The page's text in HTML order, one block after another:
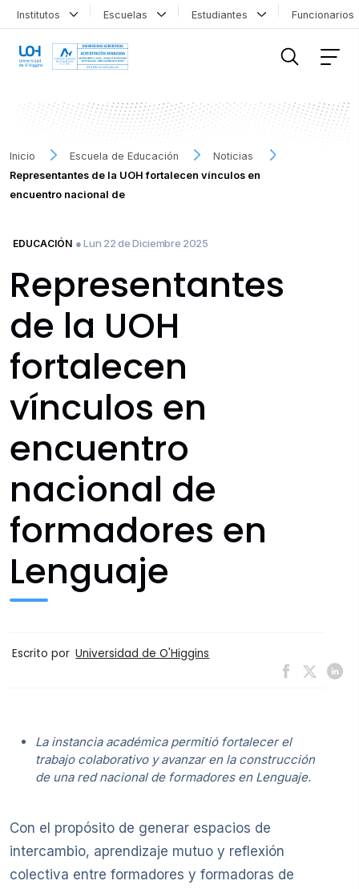
Institutos Escuelas Estudiantes
Inicio Escuela de Educación
Noticias
Representantes de la UOH fortalecen vínculos en
encuentro nacional de
EDUCACIÓN ● Lun 22 de Diciembre 2025
Representantes
de la UOH
fortalecen
vínculos en
encuentro
nacional de
formadores en
Lenguaje
Escrito por Universidad de O'Higgins
La instancia académica permitió fortalecer el
trabajo colaborativo y avanzar en la construcción
de una red nacional de formadores en Lenguaje.
Con el propósito de generar espacios de
intercambio, aprendizaje mutuo y reflexión
colectiva entre formadores y formadoras de